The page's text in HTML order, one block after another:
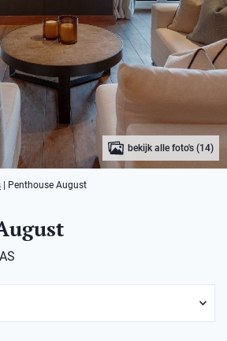
bekijk alle foto's (14)
Penthouse August